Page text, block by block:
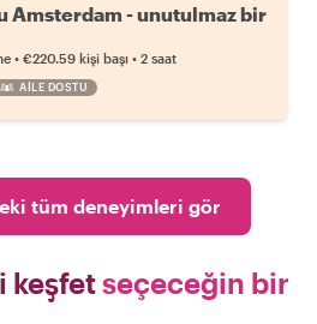
Amsterdam - unutulmaz bir
• €220.59 kişi başı • 2 saat
AILE DOSTU
tüm deneyimleri gör
keşfetseçeceğin bir